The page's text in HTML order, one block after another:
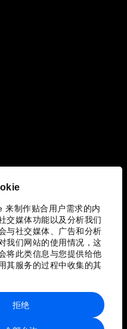
来制作贴合用户需求的内
交媒体功能以及分析我们
与社交媒体、广告和分析
我们网站的使用情况，这
将此类信息与您提供给他
其服务的过程中收集的其
拒绝